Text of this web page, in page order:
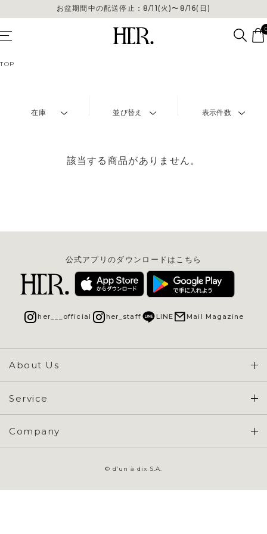
お盆期間中の配送停止：8/11(火)〜8/16(日)
TOP
在庫 並び替え 表示件数
該当する商品がありません。
About Us
Concept & Overview
Service
会員登録 / ログイン
ご利用ガイド
お問い合わせ
Company
公式アプリのダウンロードはこちら
her___official her_staff LINE Mail Magazine
© d’un à dix S.A.